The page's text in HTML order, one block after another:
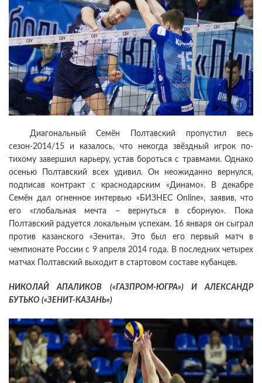
Диагональный Семён Полтавский пропустил весь
сезон-2014/15 и казалось, что некогда звёздный игрок по-
тихому завершил карьеру, устав бороться с травмами. Однако
осенью Полтавский всех удивил. Он неожиданно вернулся,
подписав контракт с краснодарским «Динамо». В декабре
Семён дал огненное интервью «БИЗНЕС Online», заявив, что
его «глобальная мечта – вернуться в сборную». Пока
Полтавский радуется локальным успехам. 16 января он сыграл
против казанского «Зенита». Это был его первый матч в
чемпионате России с 9 апреля 2014 года. В последних четырех
матчах Полтавский выходит в стартовом составе кубанцев.
НИКОЛАЙ АПАЛИКОВ («ГАЗПРОМ-ЮГРА») И АЛЕКСАНДР
БУТЬКО («ЗЕНИТ-КАЗАНЬ»)